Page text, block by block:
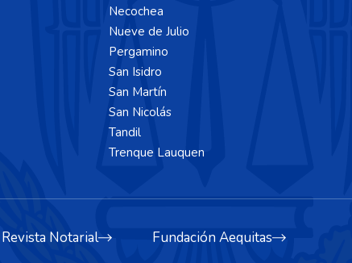
Necochea
Nueve de Julio
Pergamino
San Isidro
San Martín
San Nicolás
Tandil
Trenque Lauquen
Revista Notarial Fundación Aequitas